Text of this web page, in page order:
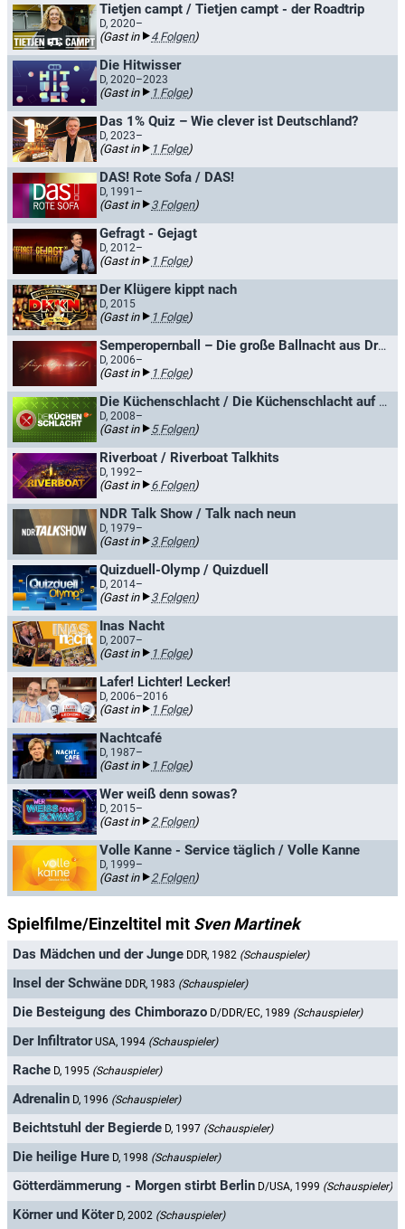
Tietjen campt / Tietjen campt - der Roadtrip
D, 2020–
(Gast in 4 Folgen)
Die Hitwisser
D, 2020–2023
(Gast in 1 Folge)
Das 1% Quiz – Wie clever ist Deutschland?
D, 2023–
(Gast in 1 Folge)
DAS! Rote Sofa / DAS!
D, 1991–
(Gast in 3 Folgen)
Gefragt - Gejagt
D, 2012–
(Gast in 1 Folge)
Der Klügere kippt nach
D, 2015
(Gast in 1 Folge)
Semperopernball – Die große Ballnacht aus Dresden
D, 2006–
(Gast in 1 Folge)
Die Küchenschlacht / Die Küchenschlacht auf hoher See
D, 2008–
(Gast in 5 Folgen)
Riverboat / Riverboat Talkhits
D, 1992–
(Gast in 6 Folgen)
NDR Talk Show / Talk nach neun
D, 1979–
(Gast in 3 Folgen)
Quizduell-Olymp / Quizduell
D, 2014–
(Gast in 3 Folgen)
Inas Nacht
D, 2007–
(Gast in 1 Folge)
Lafer! Lichter! Lecker!
D, 2006–2016
(Gast in 1 Folge)
Nachtcafé
D, 1987–
(Gast in 1 Folge)
Wer weiß denn sowas?
D, 2015–
(Gast in 2 Folgen)
Volle Kanne - Service täglich / Volle Kanne
D, 1999–
(Gast in 2 Folgen)
Spielfilme/Einzeltitel mit Sven Martinek
Das Mädchen und der Junge DDR, 1982 (Schauspieler)
Insel der Schwäne DDR, 1983 (Schauspieler)
Die Besteigung des Chimborazo D/DDR/EC, 1989 (Schauspieler)
Der Infiltrator USA, 1994 (Schauspieler)
Rache D, 1995 (Schauspieler)
Adrenalin D, 1996 (Schauspieler)
Beichtstuhl der Begierde D, 1997 (Schauspieler)
Die heilige Hure D, 1998 (Schauspieler)
Götterdämmerung - Morgen stirbt Berlin D/USA, 1999 (Schauspieler)
Körner und Köter D, 2002 (Schauspieler)